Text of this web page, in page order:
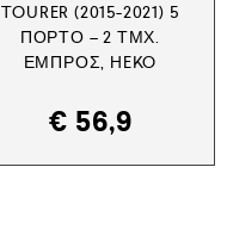
TOURER (2015-2021) 5
ΠΟΡΤΟ – 2 ΤΜΧ.
ΕΜΠΡΌΣ, HEKO
€ 56,9